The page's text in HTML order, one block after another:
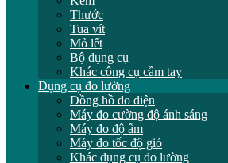
Thước
Tua vít
Mỏ lết
Bộ dụng cụ
Khác công cụ cầm tay
Dụng cụ đo lường
Đồng hồ đo điện
Máy đo cường độ ánh sáng
Máy đo độ ẩm
Máy đo tốc độ gió
Khác dụng cụ đo lường